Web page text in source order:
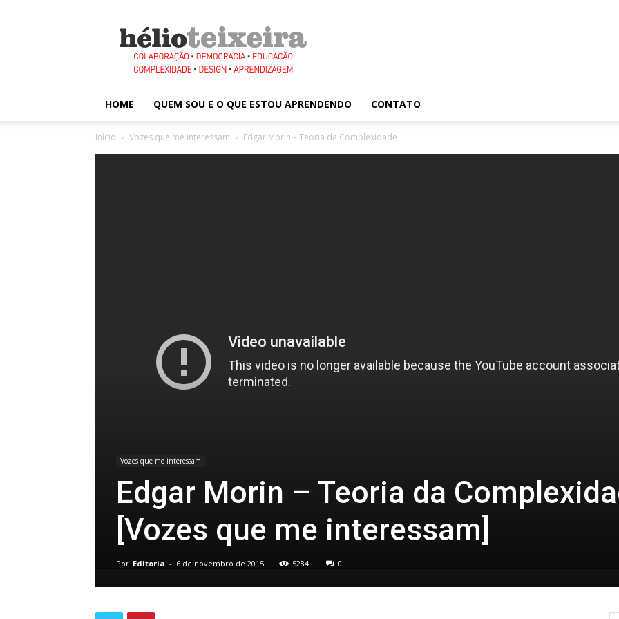
Hélio
Teixeira
HOME QUEM SOU E O QUE ESTOU APRENDENDO CONTATO
Início Vozes que me interessam Edgar Morin – Teoria da Complexidade
Vozes que me interessam
Edgar Morin – Teoria da
[Vozes que me interessam]
Por Editoria - 6 de novembro de 2015 5284 0